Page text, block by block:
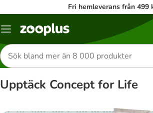
Fri hemleverans från 499
Katalogmeny
Sök
efter
produkter
Upptäck Concept for Life